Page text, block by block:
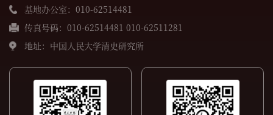
基地办公室：010-62514481
传真号码：010-62514481 010-62511281
地址：中国人民大学清史研究所